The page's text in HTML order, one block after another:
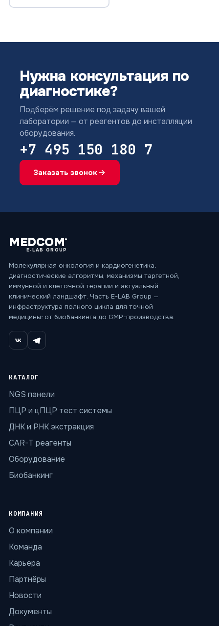
Нужна консультация по
диагностике?
Подберём решение под задачу вашей
лаборатории — от реагентов до инсталляции
оборудования.
+7 495 150 180 7
Заказать звонок
MEDCOM®
E‑LAB GROUP
Молекулярная онкология и кардиогенетика:
диагностические алгоритмы, механизмы таргетной,
иммунной и клеточной терапии и актуальный
клинический ландшафт. Часть E-LAB Group —
инфраструктура полного цикла для точной
медицины: от биобанкинга до GMP-производства.
КАТАЛОГ
NGS панели
ПЦР и цПЦР тест системы
ДНК и РНК экстракция
CAR-T реагенты
Оборудование
Биобанкинг
КОМПАНИЯ
О компании
Команда
Карьера
Партнёры
Новости
Документы